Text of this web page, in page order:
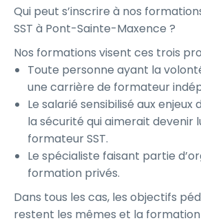
Qui peut s’inscrire à nos
SST à Pont-Sainte-Maxence ?
Nos formations visent ces trois
Toute personne ayant la
une carrière de formateur
Le salarié sensibilisé aux enjeux
la sécurité qui aimerait devenir
formateur SST.
Le spécialiste faisant partie
formation privés.
Dans tous les cas, les objectifs
restent les mêmes et la